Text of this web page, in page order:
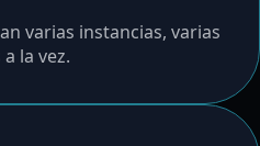
varias instancias, varias
la vez.